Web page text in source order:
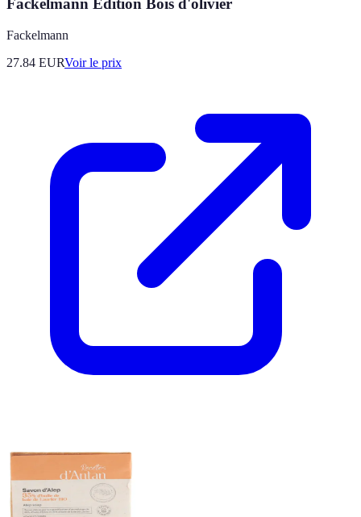
Fackelmann Édition Bois d'olivier
Fackelmann
27.84 EURVoir le prix